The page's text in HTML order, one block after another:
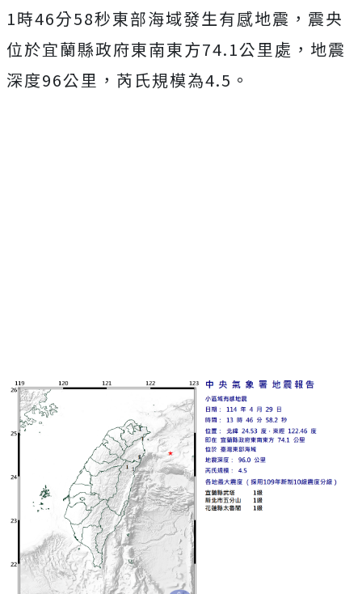
1時46分58秒東部海域發生有感地震，震央
位於宜蘭縣政府東南東方74.1公里處，地震
深度96公里，芮氏規模為4.5。